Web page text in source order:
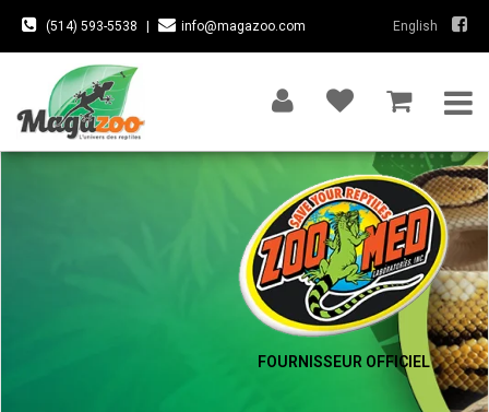
(514) 593-5538 info@magazoo.com English
FOURNISSEUR OFFICIEL